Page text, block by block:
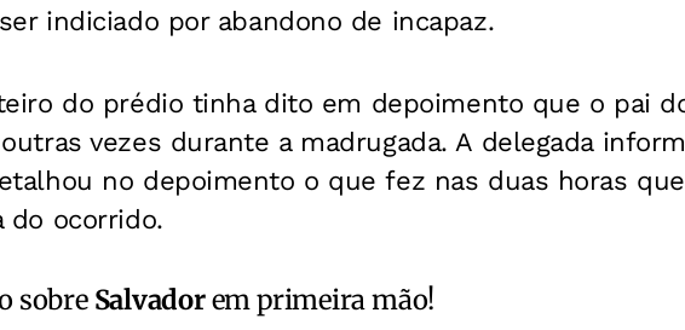
indiciado por abandono de incapaz.
do prédio tinha dito em depoimento que o pai
vezes durante a madrugada. A delegada
no depoimento o que fez nas duas horas
do ocorrido.
sobre Salvadorem primeira mão!